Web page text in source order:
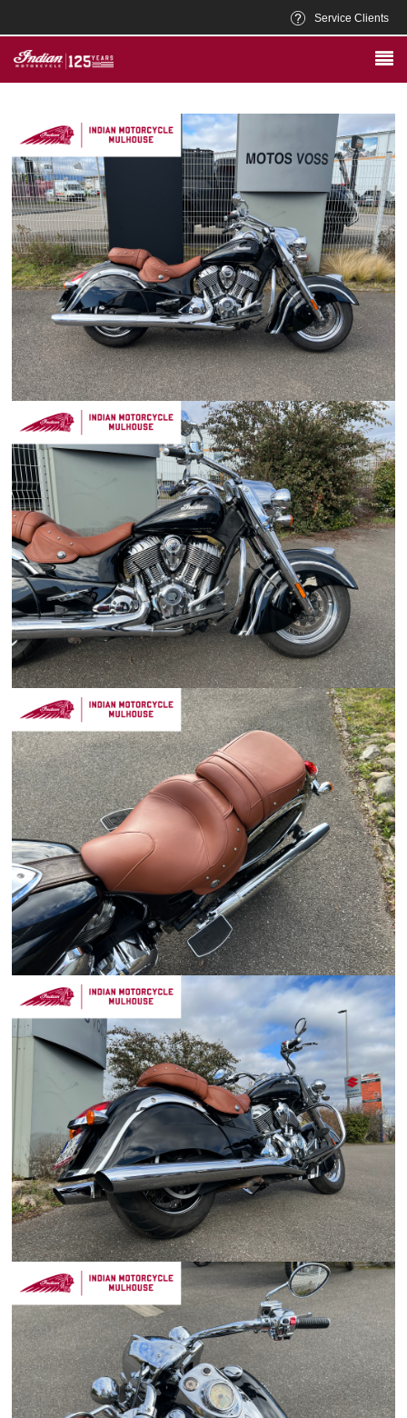
Service Clients